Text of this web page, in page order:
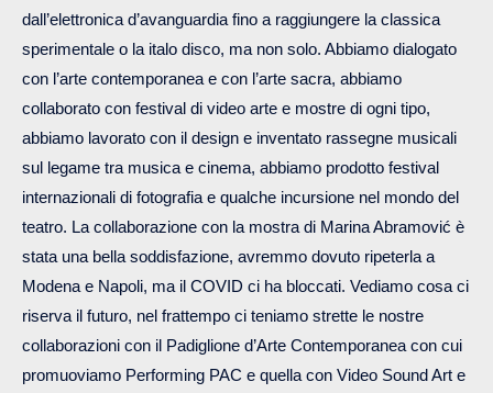
dall’elettronica d’avanguardia fino a raggiungere la classica
sperimentale o la italo disco, ma non solo. Abbiamo dialogato
con l’arte contemporanea e con l’arte sacra, abbiamo
collaborato con festival di video arte e mostre di ogni tipo,
abbiamo lavorato con il design e inventato rassegne musicali
sul legame tra musica e cinema, abbiamo prodotto festival
internazionali di fotografia e qualche incursione nel mondo del
teatro. La collaborazione con la mostra di Marina Abramović è
stata una bella soddisfazione, avremmo dovuto ripeterla a
Modena e Napoli, ma il COVID ci ha bloccati. Vediamo cosa ci
riserva il futuro, nel frattempo ci teniamo strette le nostre
collaborazioni con il Padiglione d’Arte Contemporanea con cui
promuoviamo Performing PAC e quella con Video Sound Art e